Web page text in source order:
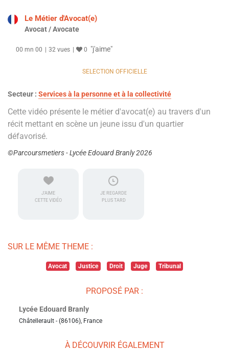
Le Métier d'Avocat(e)
Avocat / Avocate
00 mn 00 32 vues 0 "j'aime"
SELECTION OFFICIELLE
Secteur : Services à la personne et à la collectivité
Cette vidéo présente le métier d'avocat(e) au travers d'un
récit mettant en scène un jeune issu d'un quartier
défavorisé.
©Parcoursmetiers - Lycée Edouard Branly 2026
J'AIME
CETTE VIDÉO
JE REGARDE
PLUS TARD
SUR LE MÊME THEME :
Avocat Justice Droit Juge Tribunal
PROPOSÉ PAR :
Lycée Edouard Branly
Châtellerault - (86106), France
À DÉCOUVRIR ÉGALEMENT